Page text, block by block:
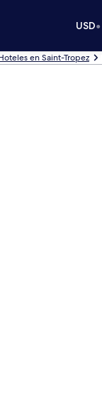
USD•
en Saint-Tropez